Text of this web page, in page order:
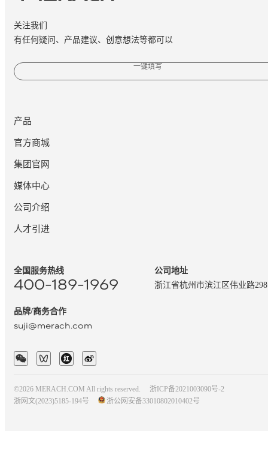
关注我们
有任何疑问、产品建议、创意想法等都可以
一键填写
产品
官方商城
集团官网
媒体中心
公司介绍
人才引进
全国服务热线
400-189-1969
品牌/商务合作
suji@merach.com
公司地址
浙江省杭州市滨江区伟业路
©2026 MERACH.COM All rights reserved.
浙ICP备2021003090号-2
浙网文(2023)5185-194号
浙公网安备33010802010402号